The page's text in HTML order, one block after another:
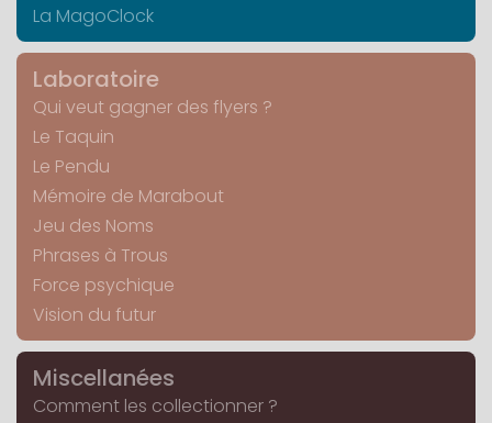
La MagoClock
Laboratoire
Qui veut gagner des flyers ?
Le Taquin
Le Pendu
Mémoire de Marabout
Jeu des Noms
Phrases à Trous
Force psychique
Vision du futur
Miscellanées
Comment les collectionner ?